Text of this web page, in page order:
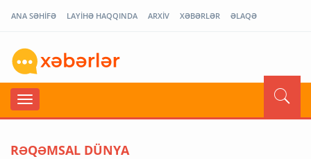
ANA SƏHİFƏ LAYİHƏ HAQQINDA ARXİV XƏBƏRLƏR ƏLAQƏ
RƏQƏMSAL DÜNYA